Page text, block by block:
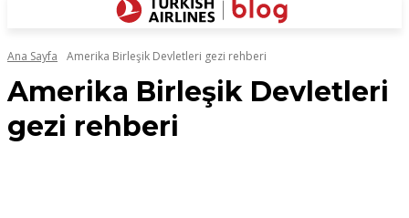
Ana Sayfa Amerika Birleşik Devletleri gezi rehberi
Amerika Birleşik Devletleri
gezi rehberi